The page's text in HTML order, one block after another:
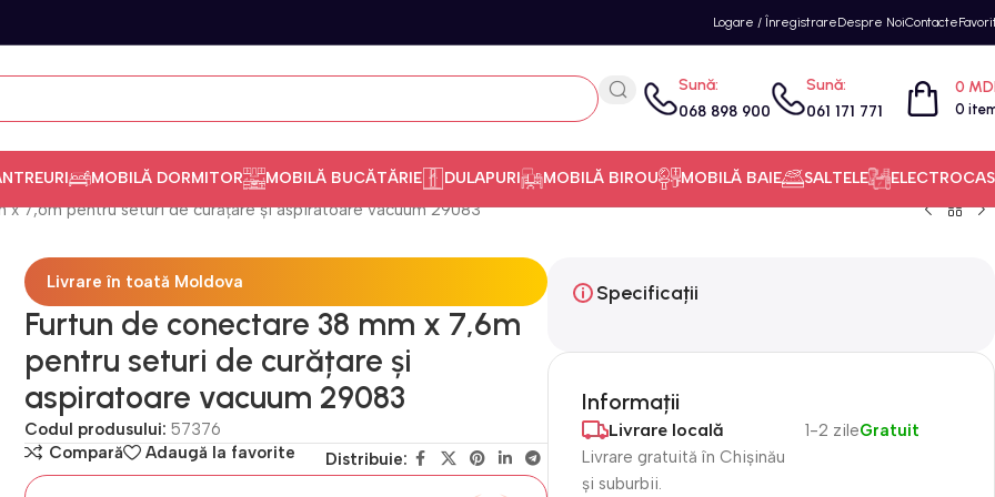
Logare / ÎnregistrareDespre NoiContacte
Sună:
068 898 900
Sună:
061 171 771 0
0
MOBILĂ DORMITOR MOBILĂ BUCĂTĂRIE DULAPURI MOBILĂ BIROU MOBILĂ BAIE SALTELE
x 7,6m pentru seturi de curățare și aspiratoare vacuum 29083
Livrare în toată Moldova
Furtun de conectare 38 mm x 7,6m
pentru seturi de curățare și
aspiratoare vacuum 29083
Codul produsului:57376
Compară
Adaugă la favorite Distribuie:
Specificații
Informații
Livrare locală
Livrare gratuită în Chișinău
și suburbii.
1-2 zileGratuit